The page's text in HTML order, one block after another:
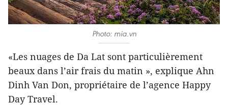
Photo: mia.vn
«Les nuages de Da Lat sont particulièrement
beaux dans l’air frais du matin », explique Ahn
Dinh Van Don, propriétaire de l’agence Happy
Day Travel.